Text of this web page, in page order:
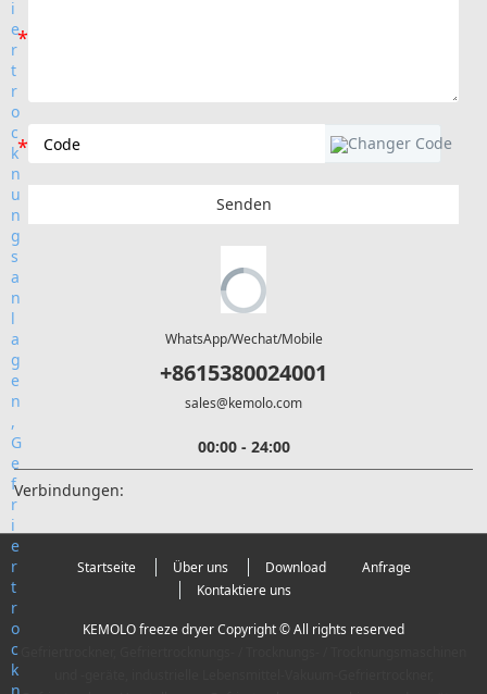
Senden
WhatsApp/Wechat/Mobile
+8615380024001
sales@kemolo.com
00:00 - 24:00
Verbindungen:
Startseite Über uns Download
Anfrage
Kontaktiere uns
KEMOLO freeze dryer Copyright © All rights reserved